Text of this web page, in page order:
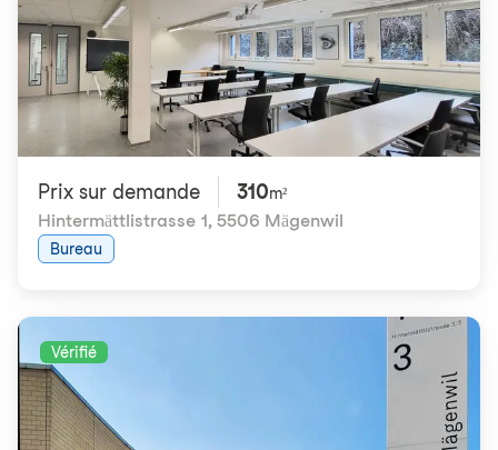
Prix ​​sur demande 310m²
Hintermättlistrasse 1, 5506 Mägenwil
Bureau
Vérifié